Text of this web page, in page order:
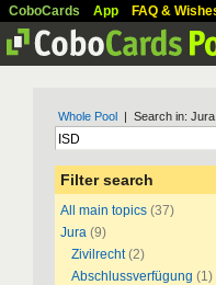
CoboCards App FAQ &
Whole Pool | Search in:
Filter search
All main topics (37)
Jura (9)
Zivilrecht (2)
Abschlussverfügung (1)